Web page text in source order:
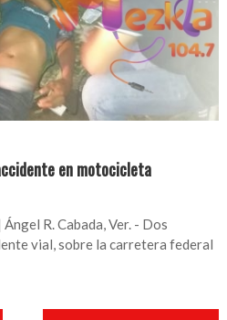
en motocicleta
R. Cabada, Ver. - Dos
vial, sobre la carretera federal